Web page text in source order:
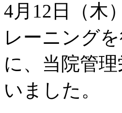
4月12日（木
レーニング
に、当院管
いました。